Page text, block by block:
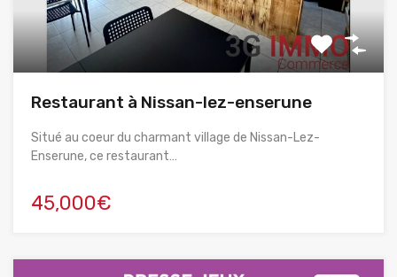
Restaurant à Nissan-lez-enserune
Situé au coeur du charmant village de Nissan-Lez-
Enserune, ce restaurant…
45,000€